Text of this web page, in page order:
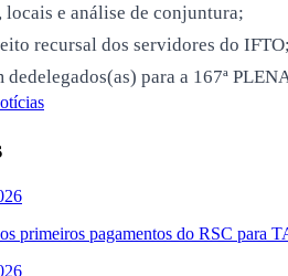
e análise de conjuntura;
recursal dos servidores do IFTO;
para a 167ª
primeiros pagamentos do RSC para